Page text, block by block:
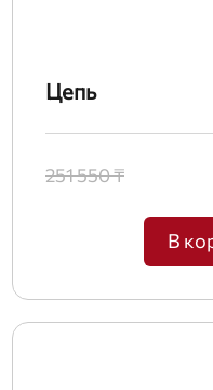
Цепь
251 550 ₸
В